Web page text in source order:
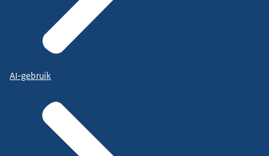
AI-gebruik